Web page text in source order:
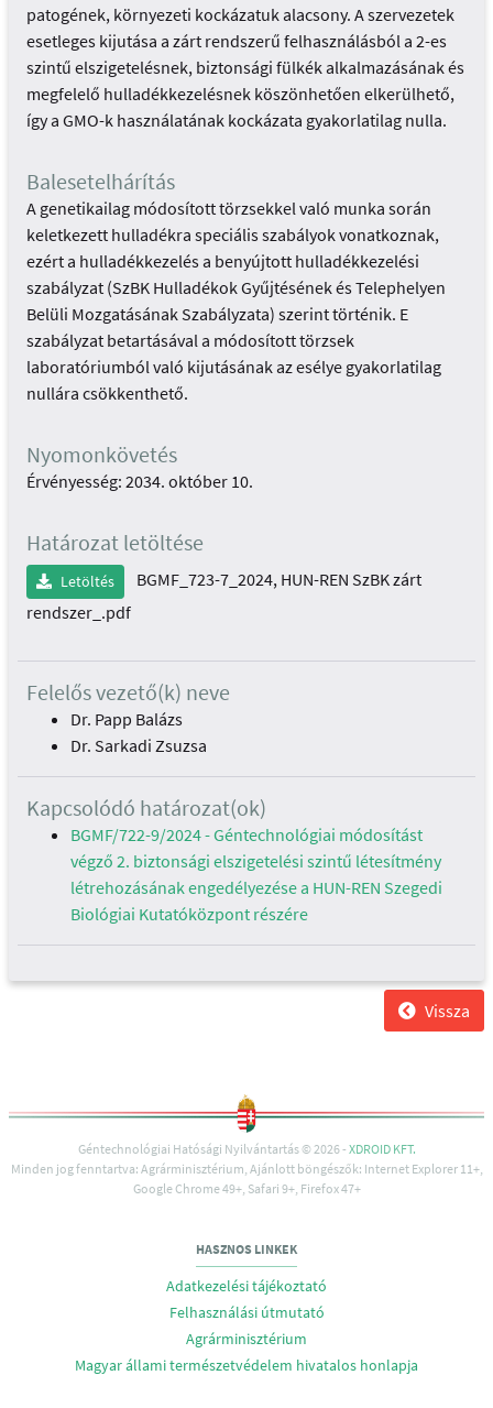
patogének, környezeti kockázatuk alacsony. A szervezetek
esetleges kijutása a zárt rendszerű felhasználásból a 2-es
szintű elszigetelésnek, biztonsági fülkék alkalmazásának és
megfelelő hulladékkezelésnek köszönhetően elkerülhető,
így a GMO-k használatának kockázata gyakorlatilag nulla.
Balesetelhárítás
A genetikailag módosított törzsekkel való munka során
keletkezett hulladékra speciális szabályok vonatkoznak,
ezért a hulladékkezelés a benyújtott hulladékkezelési
szabályzat (SzBK Hulladékok Gyűjtésének és Telephelyen
Belüli Mozgatásának Szabályzata) szerint történik. E
szabályzat betartásával a módosított törzsek
laboratóriumból való kijutásának az esélye gyakorlatilag
nullára csökkenthető.
Nyomonkövetés
Érvényesség: 2034. október 10.
Határozat letöltése
Letöltés
BGMF_723-7_2024, HUN-REN SzBK zárt
rendszer_.pdf
Felelős vezető(k) neve
Dr. Papp Balázs
Dr. Sarkadi Zsuzsa
Kapcsolódó határozat(ok)
BGMF/722-9/2024 - Géntechnológiai módosítást
végző 2. biztonsági elszigetelési szintű létesítmény
létrehozásának engedélyezése a HUN-REN Szegedi
Biológiai Kutatóközpont részére
Vissza
Géntechnológiai Hatósági Nyilvántartás © 2026 - XDROID KFT.
Minden jog fenntartva: Agrárminisztérium, Ajánlott böngészők: Internet Explorer 11+,
Google Chrome 49+, Safari 9+, Firefox 47+
HASZNOS LINKEK
Adatkezelési tájékoztató
Felhasználási útmutató
Agrárminisztérium
Magyar állami természetvédelem hivatalos honlapja